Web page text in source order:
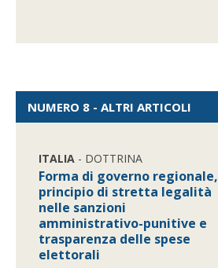
NUMERO 8 - ALTRI ARTICOLI
ITALIA - DOTTRINA
Forma di governo regionale,
principio di stretta legalità
nelle sanzioni
amministrativo-punitive e
trasparenza delle spese
elettorali